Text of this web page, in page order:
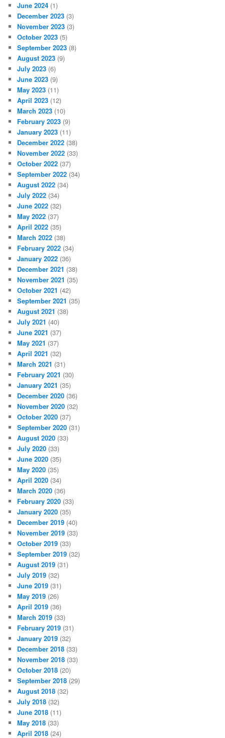
June 2024 (1)
December 2023 (3)
November 2023 (3)
October 2023 (5)
September 2023 (8)
August 2023 (9)
July 2023 (6)
June 2023 (9)
May 2023 (11)
April 2023 (12)
March 2023 (10)
February 2023 (9)
January 2023 (11)
December 2022 (38)
November 2022 (33)
October 2022 (37)
September 2022 (34)
August 2022 (34)
July 2022 (34)
June 2022 (32)
May 2022 (37)
April 2022 (35)
March 2022 (38)
February 2022 (34)
January 2022 (36)
December 2021 (38)
November 2021 (35)
October 2021 (42)
September 2021 (35)
August 2021 (38)
July 2021 (40)
June 2021 (37)
May 2021 (37)
April 2021 (32)
March 2021 (31)
February 2021 (30)
January 2021 (35)
December 2020 (36)
November 2020 (32)
October 2020 (37)
September 2020 (31)
August 2020 (33)
July 2020 (33)
June 2020 (35)
May 2020 (35)
April 2020 (34)
March 2020 (36)
February 2020 (33)
January 2020 (35)
December 2019 (40)
November 2019 (33)
October 2019 (33)
September 2019 (32)
August 2019 (31)
July 2019 (32)
June 2019 (31)
May 2019 (26)
April 2019 (36)
March 2019 (33)
February 2019 (31)
January 2019 (32)
December 2018 (33)
November 2018 (33)
October 2018 (20)
September 2018 (29)
August 2018 (32)
July 2018 (32)
June 2018 (11)
May 2018 (33)
April 2018 (24)